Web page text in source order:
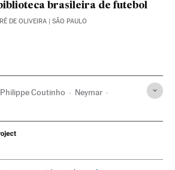
brasileira de futebol
DE OLIVEIRA | SÃO PAULO
Philippe Coutinho Neymar
do Sul